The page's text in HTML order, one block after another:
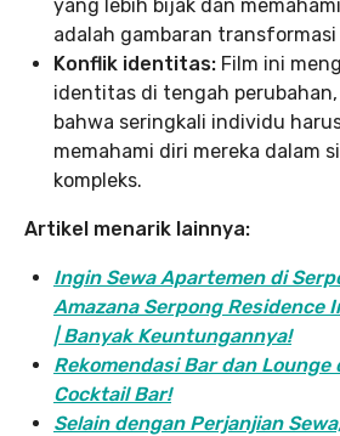
yang lebih bijak dan
adalah gambaran
Konflik identitas: Film ini
identitas di tengah
bahwa seringkali individu
memahami diri mereka dalam
kompleks.
Artikel menarik lainnya:
Ingin Sewa Apartemen di
Amazana Serpong Residence
| Banyak Keuntungannya!
Rekomendasi Bar dan Lounge
Cocktail Bar!
Selain dengan Perjanjian